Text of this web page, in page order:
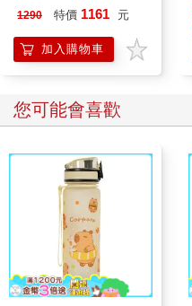
系列 磁吸無線充支架
1290 特價 1161 元
加入購物車
您可能會喜歡